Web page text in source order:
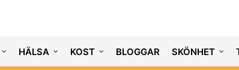
HÄLSA KOST BLOGGAR SKÖNHET